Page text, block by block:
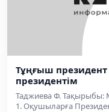
Тұңғыш
президентім
Таджиева Ф. Тақырыбы:
1. Оқушыларға